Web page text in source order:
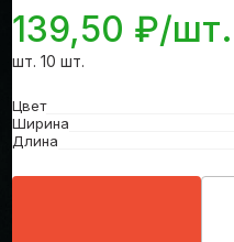
139,50 ₽/шт.
шт. 10 шт.
Цвет
Ширина
Длина